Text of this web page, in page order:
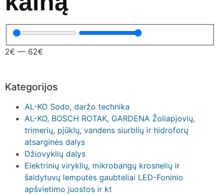
2€ — 62€
Kategorijos
AL-KO Sodo, daržo technika
AL-KO, BOSCH ROTAK, GARDENA Žoliapjovių,
trimerių, pjūklų, vandens siurblių ir hidroforų
atsarginės dalys
Džiovyklių dalys
Elektrinių viryklių, mikrobangų krosnelių ir
šaldytuvų lemputės gaubteliai LED-Foninio
apšvietimo juostos ir kt